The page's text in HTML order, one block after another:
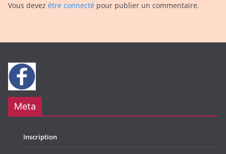
Vous devez être connecté pour publier un commentaire.
Meta
Inscription